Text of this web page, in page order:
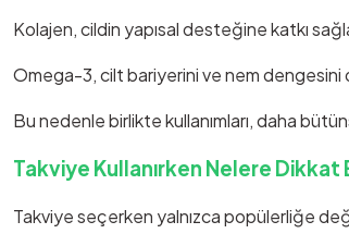
Kolajen, cildin yapısal desteğine katkı
Omega-3, cilt bariyerini ve nem dengesini
Bu nedenle birlikte kullanımları, daha
Takviye Kullanırken Nelere Dikkat
Takviye seçerken yalnızca popülerliğe